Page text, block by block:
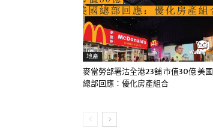
地產
麥當勞部署沽全港23舖 市值30億 美國
總部回應：優化房產組合